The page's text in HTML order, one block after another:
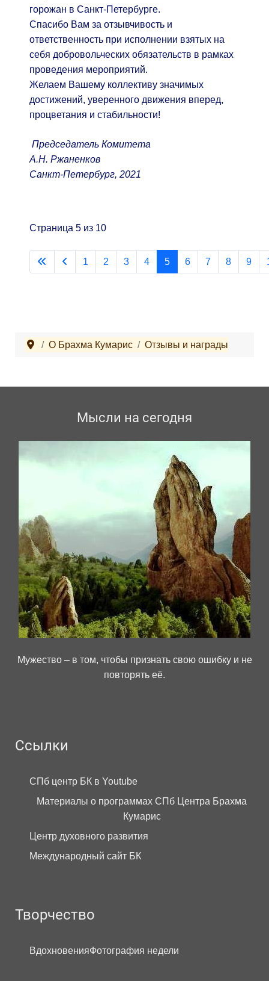
горожан в Санкт-Петербурге.
Спасибо Вам за отзывчивость и
ответственность при исполнении взятых на
себя добровольческих обязательств в рамках
проведения мероприятий.
Желаем Вашему коллективу значимых
достижений, уверенного движения вперед,
процветания и стабильности!
Председатель Комитета
А.Н. Ржаненков
Санкт-Петербург, 2021
Страница 5 из 10
1 2 3 4 5 6 7 8 9
О Брахма Кумарис Отзывы и награды
Мысли на сегодня
Мужество – в том, чтобы признать свою ошибку и не
повторять её.
Ссылки
СПб центр БК в Youtube
Материалы о программах СПб Центра Брахма
Кумарис
Центр духовного развития
Международный сайт БК
Творчество
ВдохновенияФотография недели